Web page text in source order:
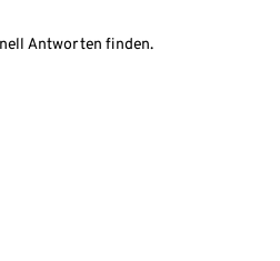
Antworten finden.